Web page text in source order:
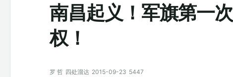
南昌起义！军旗第一
权！
罗 哲 四处溜达 2015-09-23 5447